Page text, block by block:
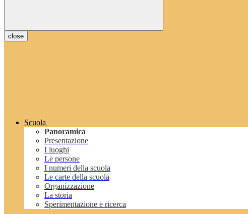
close
Scuola
Panoramica
Presentazione
I luoghi
Le persone
I numeri della scuola
Le carte della scuola
Organizzazione
La storia
Sperimentazione e ricerca